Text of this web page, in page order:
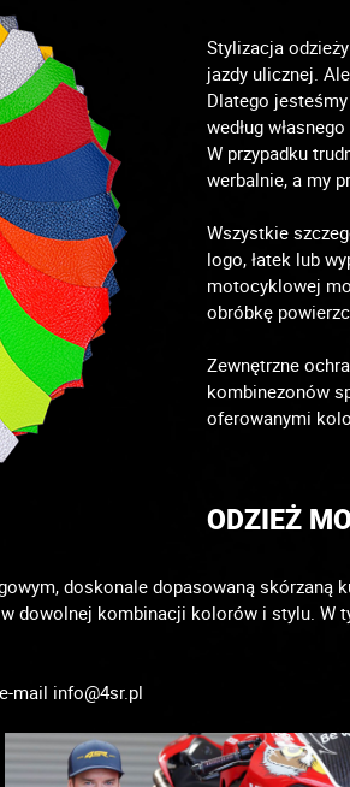
Stylizacja
jazdy ulicznej.
Dlatego
według
W przypadku
werbalnie, a my
Wszystkie
logo, łatek lub
motocyklowej
obróbkę
Zewnętrzne
kombinezonów
oferowanymi
ODZIEŻ
doskonale dopasowaną
dowolnej kombinacji kolorów i stylu. W
mail info@4sr.pl